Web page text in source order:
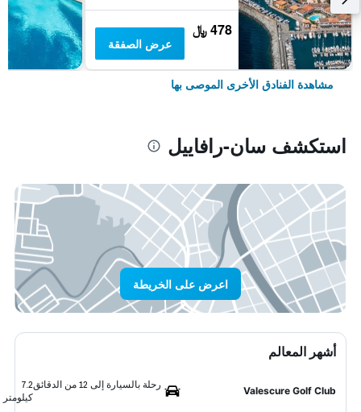
478 ﷼
عرض الصفقة
مشاهدة الفنادق الأخرى الموصى بها
استكشف سان-رافاييل
اعرض على الخريطة
أشهر المعالم
Valescure Golf Club
رحلة بالسيارة إلى 12 من الدقائق
7.2
كيلومتر